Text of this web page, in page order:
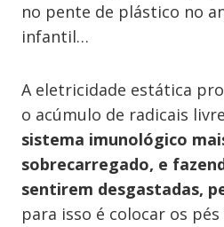
no pente de plástico no
infantil…
A eletricidade estática
o acúmulo de radicais
sistema imunológico
sobrecarregado, e
sentirem desgastadas,
para isso é colocar os